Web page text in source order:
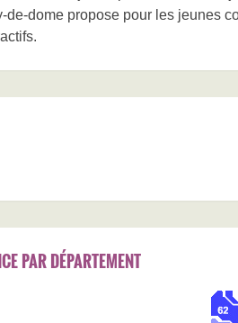
de-dome propose pour les jeunes
PAR DÉPARTEMENT